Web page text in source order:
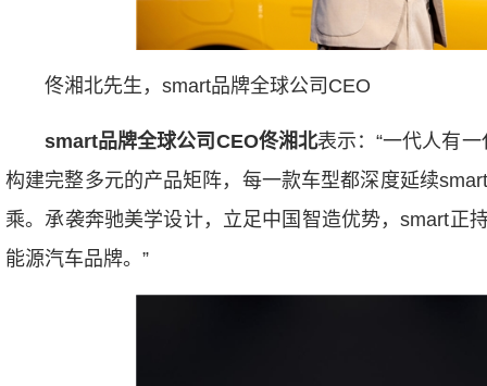
佟湘北先生，smart品牌全球公司CEO
smart品牌全球公司 CEO佟湘北表示：“一代人有
构建完整多元的产品矩阵，每一款车型都深度延续
乘。承袭奔驰美学设计，立足中国智造优势，smart正
能源汽车品牌。”